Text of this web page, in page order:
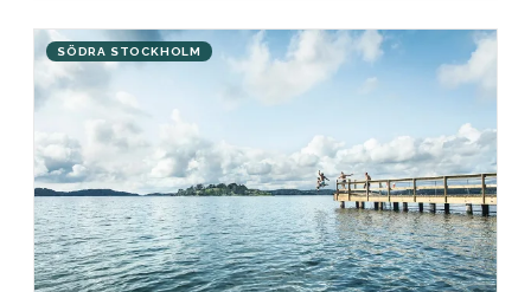
SÖDRA STOCKHOLM